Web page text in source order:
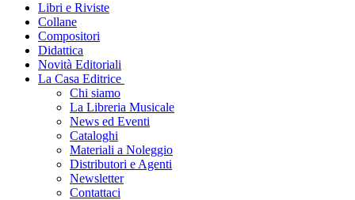
Libri e Riviste
Collane
Compositori
Didattica
Novità Editoriali
La Casa Editrice
Chi siamo
La Libreria Musicale
News ed Eventi
Cataloghi
Materiali a Noleggio
Distributori e Agenti
Newsletter
Contattaci